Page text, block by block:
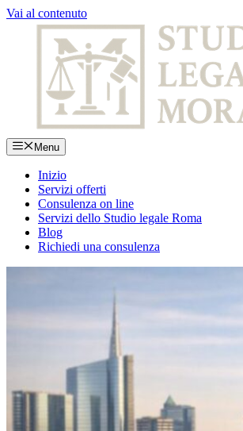
Vai al contenuto
Menu
Inizio
Servizi offerti
Consulenza on line
Servizi dello Studio legale Roma
Blog
Richiedi una consulenza